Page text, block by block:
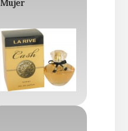
Mujer